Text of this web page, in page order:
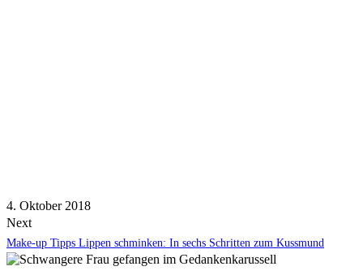
4. Oktober 2018
Next
Make-up Tipps Lippen schminken: In sechs Schritten zum Kussmund